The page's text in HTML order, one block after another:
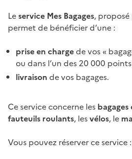
Leservice Mes Bagages, proposé
permet de bénéficier d’une :
prise en chargede vos «
ou dans l’un des 20 000
livraison de vos bagages.
Ce service concerne les bagages
fauteuils roulants, lesvélos, le
Vous pouvez réserver ce service :